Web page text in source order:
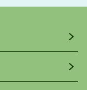
・神戸市西区
Ｐにて物件を
スタッフの平